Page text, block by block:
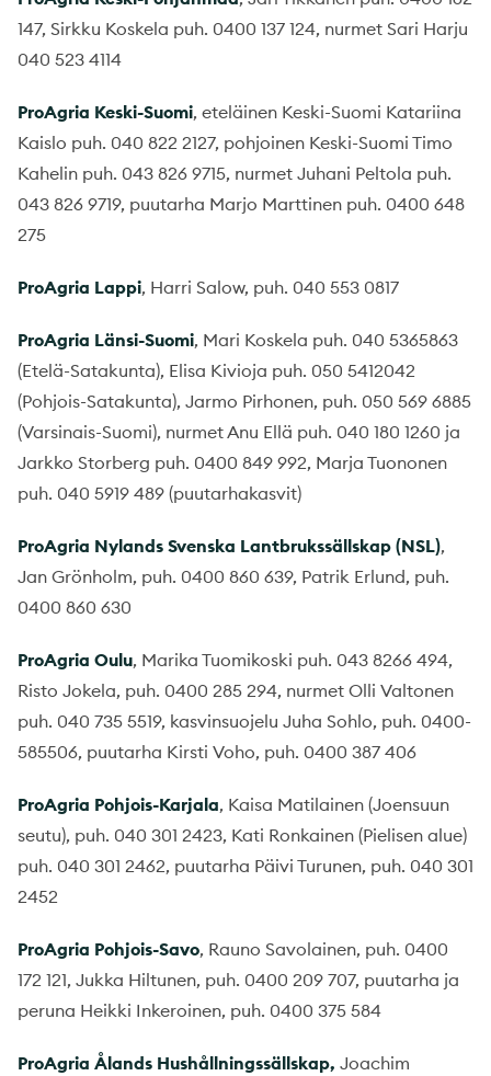
147, Sirkku Koskela puh. 0400 137 124, nurmet Sari Harju
040 523 4114
ProAgria Keski-Suomi, eteläinen Keski-Suomi Katariina
Kaislo puh. 040 822 2127, pohjoinen Keski-Suomi Timo
Kahelin puh. 043 826 9715, nurmet Juhani Peltola puh.
043 826 9719, puutarha Marjo Marttinen puh. 0400 648
275
ProAgria Lappi, Harri Salow, puh. 040 553 0817
ProAgria Länsi-Suomi, Mari Koskela puh. 040 5365863
(Etelä-Satakunta), Elisa Kivioja puh. 050 5412042
(Pohjois-Satakunta), Jarmo Pirhonen, puh. 050 569 6885
(Varsinais-Suomi), nurmet Anu Ellä puh. 040 180 1260 ja
Jarkko Storberg puh. 0400 849 992, Marja Tuononen
puh. 040 5919 489 (puutarhakasvit)
ProAgria Nylands Svenska Lantbrukssällskap (NSL),
Jan Grönholm, puh. 0400 860 639, Patrik Erlund, puh.
0400 860 630
ProAgria Oulu, Marika Tuomikoski puh. 043 8266 494,
Risto Jokela, puh. 0400 285 294, nurmet Olli Valtonen
puh. 040 735 5519, kasvinsuojelu Juha Sohlo, puh. 0400-
585506, puutarha Kirsti Voho, puh. 0400 387 406
ProAgria Pohjois-Karjala, Kaisa Matilainen (Joensuun
seutu), puh. 040 301 2423, Kati Ronkainen (Pielisen alue)
puh. 040 301 2462, puutarha Päivi Turunen, puh. 040 301
2452
ProAgria Pohjois-Savo, Rauno Savolainen, puh. 0400
172 121, Jukka Hiltunen, puh. 0400 209 707, puutarha ja
peruna Heikki Inkeroinen, puh. 0400 375 584
ProAgria Ålands Hushållningssällskap, Joachim